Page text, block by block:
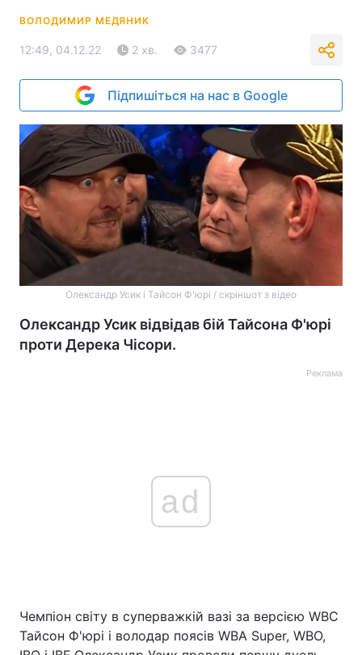
ВОЛОДИМИР МЕДЯНИК
12:49, 04.12.22 2 хв. 3477
Підпишіться на нас в Google
Олександр Усик і Тайсон Ф'юрі / скріншот з відео
Олександр Усик відвідав бій Тайсона Ф'юрі
проти Дерека Чісори.
Реклама
ad
Чемпіон світу в суперважкій вазі за версією WBC
Тайсон Ф'юрі і володар поясів WBA Super, WBO,